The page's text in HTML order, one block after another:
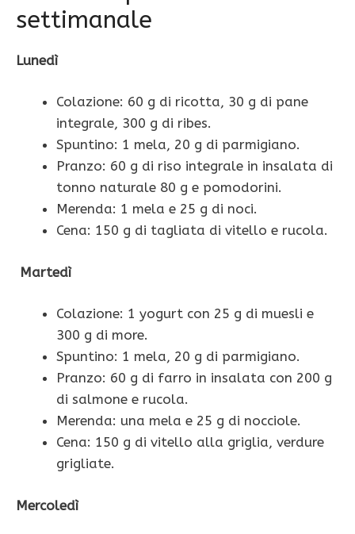
settimanale
Lunedì
Colazione: 60 g di ricotta, 30 g di pane
integrale, 300 g di ribes.
Spuntino: 1 mela, 20 g di parmigiano.
Pranzo: 60 g di riso integrale in insalata di
tonno naturale 80 g e pomodorini.
Merenda: 1 mela e 25 g di noci.
Cena: 150 g di tagliata di vitello e rucola.
Martedì
Colazione: 1 yogurt con 25 g di muesli e
300 g di more.
Spuntino: 1 mela, 20 g di parmigiano.
Pranzo: 60 g di farro in insalata con 200 g
di salmone e rucola.
Merenda: una mela e 25 g di nocciole.
Cena: 150 g di vitello alla griglia, verdure
grigliate.
Mercoledì